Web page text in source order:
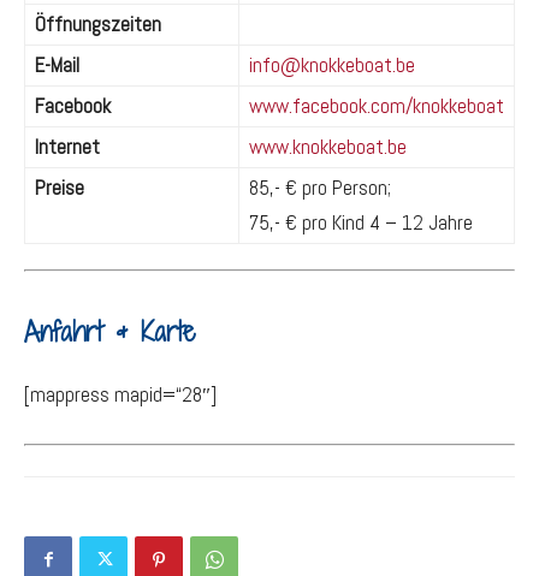
Öffnungszeiten
E-Mail
info@knokkeboat.be
Facebook
www.facebook.com/knokkeboat
Internet
www.knokkeboat.be
Preise
85,- € pro Person;
75,- € pro Kind 4 – 12 Jahre
Anfahrt & Karte
[mappress mapid=“28″]